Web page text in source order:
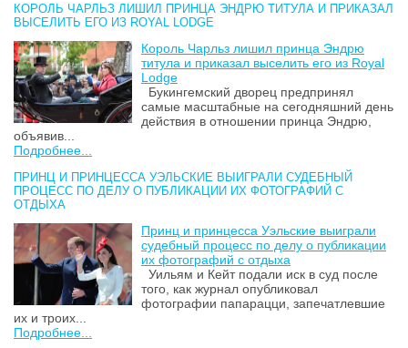
КОРОЛЬ ЧАРЛЬЗ ЛИШИЛ ПРИНЦА ЭНДРЮ ТИТУЛА И ПРИКАЗАЛ
ВЫСЕЛИТЬ ЕГО ИЗ ROYAL LODGE
Король Чарльз лишил принца Эндрю
титула и приказал выселить его из Royal
Lodge
Букингемский дворец предпринял
самые масштабные на сегодняшний день
действия в отношении принца Эндрю,
объявив...
Подробнее...
ПРИНЦ И ПРИНЦЕССА УЭЛЬСКИЕ ВЫИГРАЛИ СУДЕБНЫЙ
ПРОЦЕСС ПО ДЕЛУ О ПУБЛИКАЦИИ ИХ ФОТОГРАФИЙ С
ОТДЫХА
Принц и принцесса Уэльские выиграли
судебный процесс по делу о публикации
их фотографий с отдыха
Уильям и Кейт подали иск в суд после
того, как журнал опубликовал
фотографии папарацци, запечатлевшие
их и троих...
Подробнее...